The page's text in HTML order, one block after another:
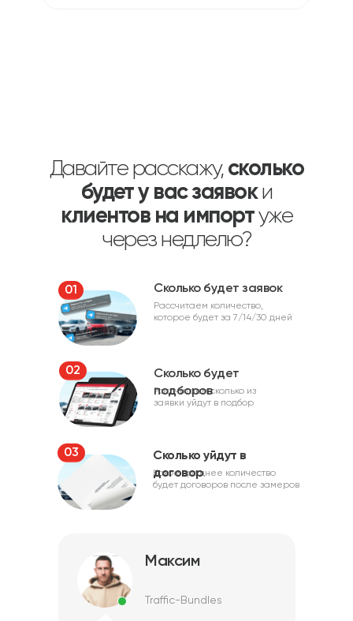
Давайте расскажу, сколько
будет у вас заявоки
клиентов на импортуже
через недлелю?
Какое среднее количество
будет договоров после замеров
Максим
Traffic-Bundles
Сколько уйдут в
договор
03
Рассчитаем сколько из
заявки уйдут в подбор
Сколько будет
подборов
02
Рассчитаем количество,
которое будет за 7/14/30 дней
Сколько будет заявок
01